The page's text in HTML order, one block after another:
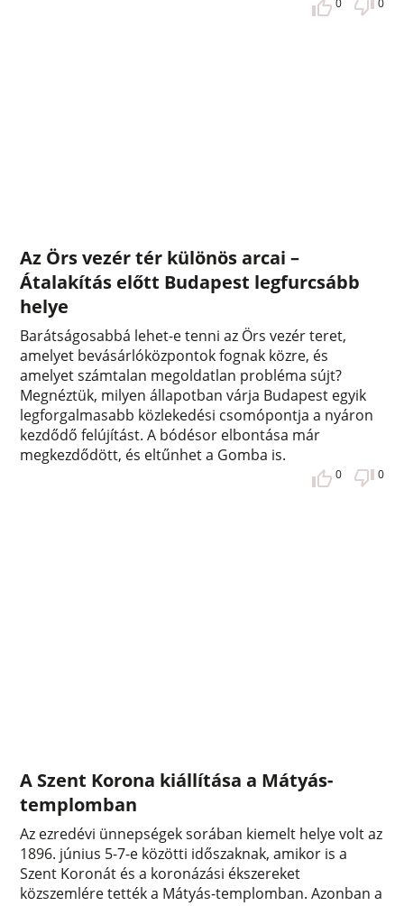
0 0
Az Örs vezér tér különös arcai –
Átalakítás előtt Budapest legfurcsább
helye
Barátságosabbá lehet-e tenni az Örs vezér teret,
amelyet bevásárlóközpontok fognak közre, és
amelyet számtalan megoldatlan probléma sújt?
Megnéztük, milyen állapotban várja Budapest egyik
legforgalmasabb közlekedési csomópontja a nyáron
kezdődő felújítást. A bódésor elbontása már
megkezdődött, és eltűnhet a Gomba is.
0 0
A Szent Korona kiállítása a Mátyás-
templomban
Az ezredévi ünnepségek sorában kiemelt helye volt az
1896. június 5-7-e közötti időszaknak, amikor is a
Szent Koronát és a koronázási ékszereket
közszemlére tették a Mátyás-templomban. Azonban a